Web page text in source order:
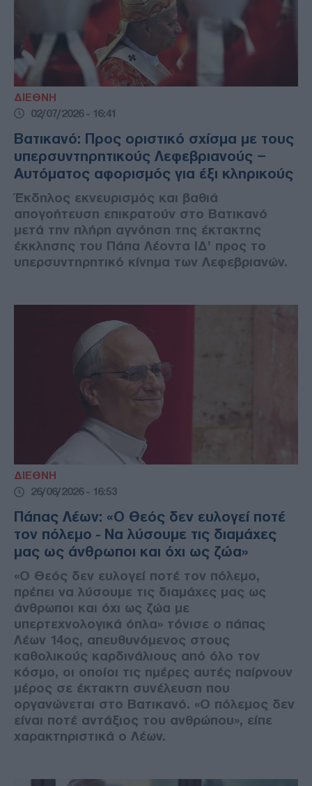
ΔΙΕΘΝΗ
02/07/2026 - 16:41
Βατικανό: Προς οριστικό σχίσμα με τους
υπερσυντηρητικούς Λεφεβριανούς –
Αυτόματος αφορισμός για έξι κληρικούς
Έκδηλος εκνευρισμός και βαθιά
απογοήτευση επικρατούν στο Βατικανό
μετά την πλήρη αγνόηση της έκτακτης
έκκλησης του Πάπα Λέοντα ΙΔ’ προς το
υπερσυντηρητικό κίνημα των Λεφεβριανών.
ΔΙΕΘΝΗ
26/06/2026 - 16:53
Πάπας Λέων: «Ο Θεός δεν ευλογεί ποτέ
τον πόλεμο - Να λύσουμε τις διαμάχες
μας ως άνθρωποι και όχι ως ζώα»
«Ο Θεός δεν ευλογεί ποτέ τον πόλεμο,
πρέπει να λύσουμε τις διαμάχες μας ως
άνθρωποι και όχι ως ζώα με
υπερτεχνολογικά όπλα» τόνισε ο πάπας
Λέων 14ος, απευθυνόμενος στους
καθολικούς καρδινάλιους από όλο τον
κόσμο, οι οποίοι τις ημέρες αυτές παίρνουν
μέρος σε έκτακτη συνέλευση που
οργανώνεται στο Βατικανό. «Ο πόλεμος δεν
είναι ποτέ αντάξιος του ανθρώπου», είπε
χαρακτηριστικά ο Λέων.